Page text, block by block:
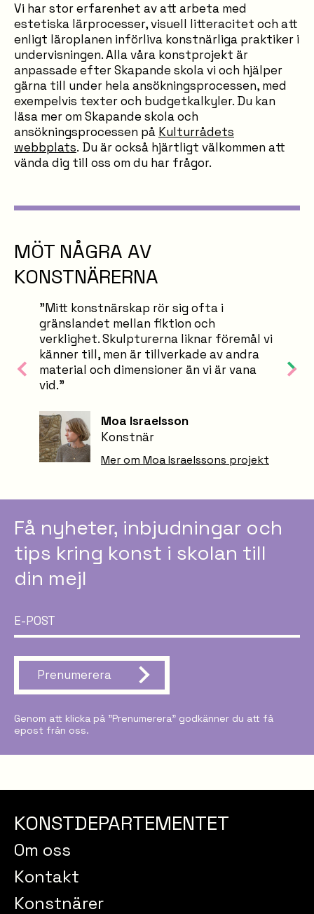
Vi har stor erfarenhet av att arbeta med
estetiska lärprocesser, visuell litteracitet och att
enligt läroplanen införliva konstnärliga praktiker i
undervisningen. Alla våra konstprojekt är
anpassade efter Skapande skola vi och hjälper
gärna till under hela ansökningsprocessen, med
exempelvis texter och budgetkalkyler. Du kan
läsa mer om Skapande skola och
ansökningsprocessen på Kulturrådets
webbplats. Du är också hjärtligt välkommen att
vända dig till oss om du har frågor.
MÖT NÅGRA AV
KONSTNÄRERNA
”Mitt konstnärskap rör sig ofta i
gränslandet mellan fiktion och
verklighet. Skulpturerna liknar föremål vi
känner till, men är tillverkade av andra
material och dimensioner än vi är vana
vid.”
Moa Israelsson
Konstnär
Mer om Moa Israelssons projekt
Få nyheter, inbjudningar och
tips kring konst i skolan till
din mejl
Prenumerera
Genom att klicka på ”Prenumerera” godkänner du att få
epost från oss.
KONSTDEPARTEMENTET
Om oss
Kontakt
Konstnärer